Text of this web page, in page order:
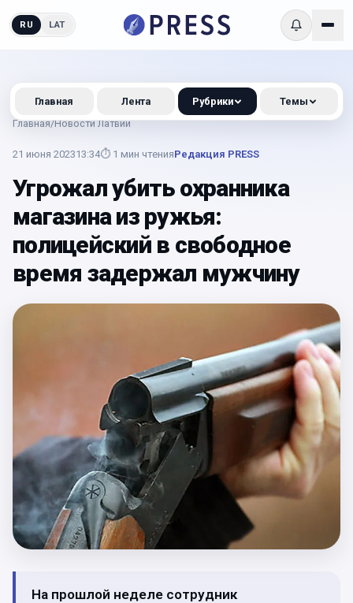
RU LAT
Главная/Новости Латвии
21 июня 202313:34⏱ 1 мин чтенияРедакция PRESS
Угрожал убить охранника
магазина из ружья:
полицейский в свободное
время задержал мужчину
На прошлой неделе сотрудник
Главная Лента Рубрики Темы